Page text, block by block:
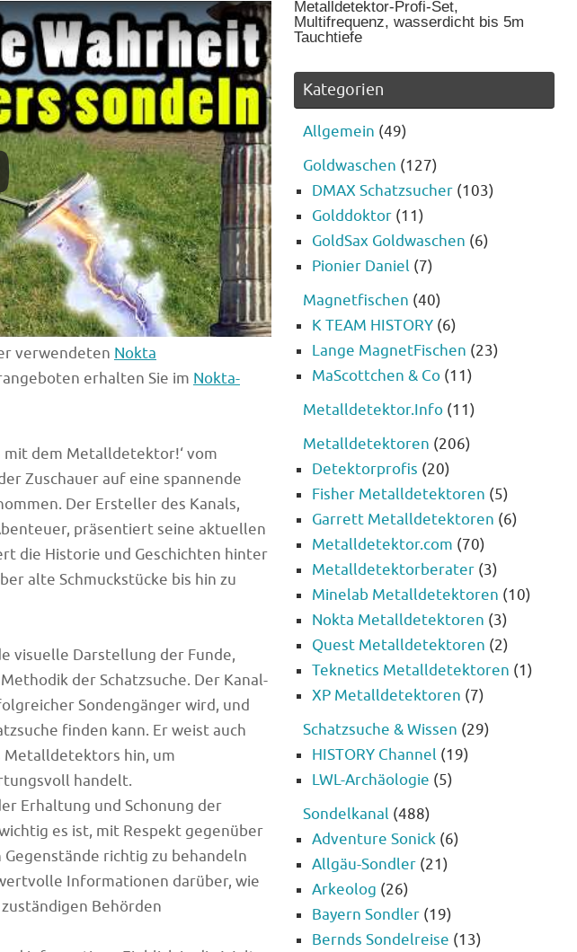
verwendeten Nokta
erhalten Sie im Nokta-
mit dem Metalldetektor!‘ vom
Zuschauer auf eine spannende
Der Ersteller des Kanals,
präsentiert seine aktuellen
die Historie und Geschichten hinter
alte Schmuckstücke bis hin zu
visuelle Darstellung der Funde,
der Schatzsuche. Der Kanal-
Sondengänger wird, und
finden kann. Er weist auch
Metalldetektors hin, um
handelt.
Erhaltung und Schonung der
es ist, mit Respekt gegenüber
richtig zu behandeln
Informationen darüber, wie
Behörden
Metalldetektor-Profi-Set,
Multifrequenz, wasserdicht bis 5m
Tauchtiefe
Kategorien
Allgemein (49)
Goldwaschen (127)
DMAX Schatzsucher (103)
Golddoktor (11)
GoldSax Goldwaschen (6)
Pionier Daniel (7)
Magnetfischen (40)
K TEAM HISTORY (6)
Lange MagnetFischen (23)
MaScottchen & Co (11)
Metalldetektor.Info (11)
Metalldetektoren (206)
Detektorprofis (20)
Fisher Metalldetektoren (5)
Garrett Metalldetektoren (6)
Metalldetektor.com (70)
Metalldetektorberater (3)
Minelab Metalldetektoren (10)
Nokta Metalldetektoren (3)
Quest Metalldetektoren (2)
Teknetics Metalldetektoren (1)
XP Metalldetektoren (7)
Schatzsuche & Wissen (29)
HISTORY Channel (19)
LWL-Archäologie (5)
Sondelkanal (488)
Adventure Sonick (6)
Allgäu-Sondler (21)
Arkeolog (26)
Bayern Sondler (19)
Bernds Sondelreise (13)